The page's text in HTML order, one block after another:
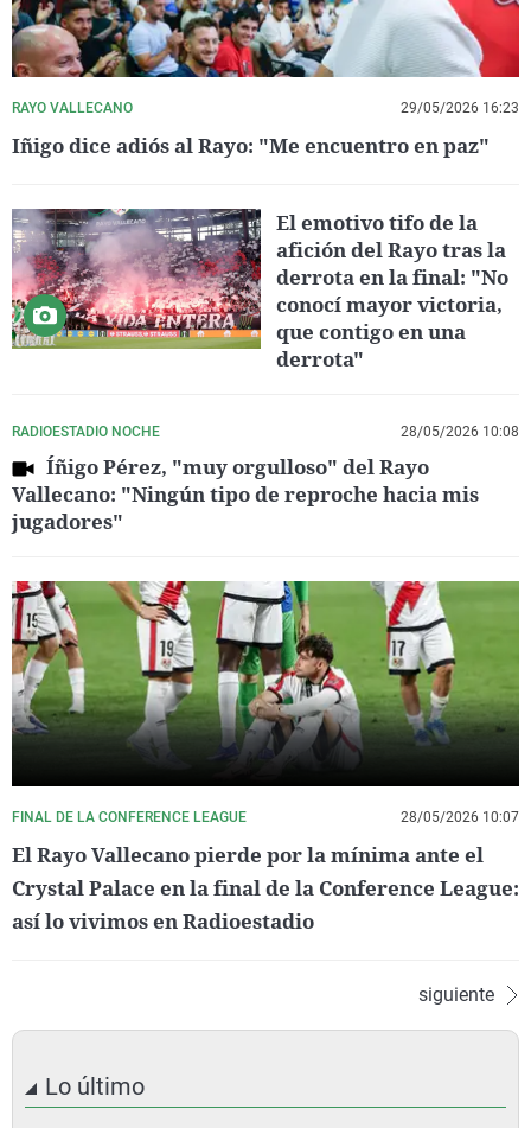
RAYO VALLECANO 29/05/2026 16:23
Iñigo dice adiós al Rayo: "Me encuentro en paz"
El emotivo tifo de la
afición del Rayo tras la
derrota en la final: "No
conocí mayor victoria,
que contigo en una
derrota"
RADIOESTADIO NOCHE 28/05/2026 10:08
Íñigo Pérez, "muy orgulloso" del Rayo
Vallecano: "Ningún tipo de reproche hacia mis
jugadores"
FINAL DE LA CONFERENCE LEAGUE 28/05/2026 10:07
El Rayo Vallecano pierde por la mínima ante el
Crystal Palace en la final de la Conference League:
así lo vivimos en Radioestadio
siguiente
Lo último